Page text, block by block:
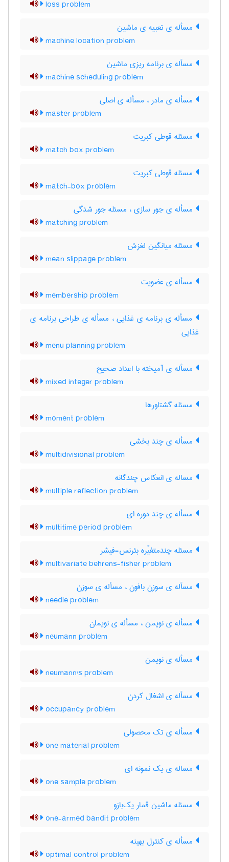
loss problem
مسأله ی تعبیه ی ماشین
machine location problem
مسأله ی برنامه ریزی ماشین
machine scheduling problem
مسأله ی مادر ، مسأله ی اصلی
master problem
مسئله قوطی کبریت
match box problem
مسئله قوطی کبریت
match-box problem
مسأله ی جور سازی ، مسئله جور شدگی
matching problem
مسئله میانگین لغزش
mean slippage problem
مسأله ی عضویت
membership problem
مسأله ی برنامه ی غذایی ، مسأله ی طراحی برنامه ی
غذایی
menu planning problem
مسأله ی آمیخته با اعداد صحیح
mixed integer problem
مسئله گشتاورها
moment problem
مسأله ی چند بخشی
multidivisional problem
مساله ی انعکاس چندگانه
multiple reflection problem
مسأله ی چند دوره ای
multitime period problem
مسئله چندمتغیّره بئرنس-فیشر
multivariate behrens-fisher problem
مسأله ی سوزن بافون ، مسأله ی سوزن
needle problem
مسأله ی نویمن ، مسأله ی نویمان
neumann problem
مسأله ی نویمن
neumann's problem
مسأله ی اشغال کردن
occupancy problem
مسأله ی تک محصولی
one material problem
مساله ی یک نمونه ای
one sample problem
مسئله ماشین قمار یک‌بازو
one-armed bandit problem
مسأله ی کنترل بهینه
optimal control problem